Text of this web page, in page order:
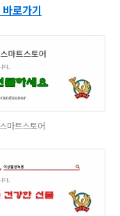
로가기
마트스토어